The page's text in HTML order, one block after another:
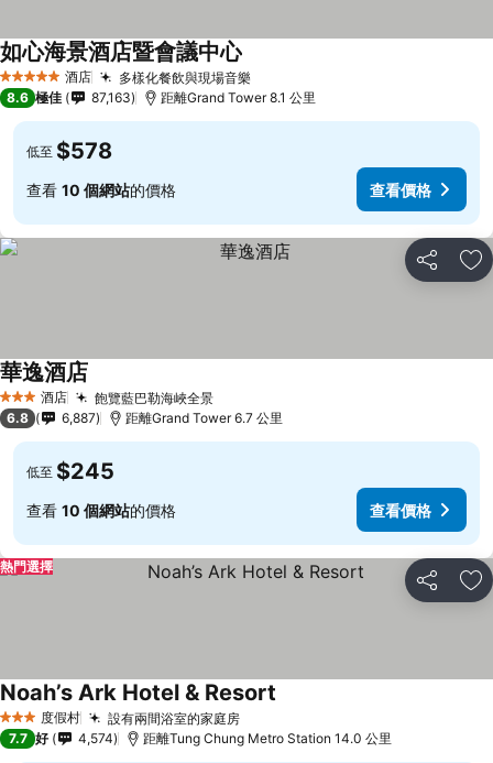
5 星級 酒店 多樣化餐飲與現場音樂
如心海景酒店暨會議中心
8.6 極佳 87,163 距離Grand Tower 8.1 公里
低至 $578
查看 10 個網站的價格 查看價格
分享 放
3 星級 酒店 飽覽藍巴勒海峽全景
華逸酒店
6.8 6,887 距離Grand Tower 6.7 公里
低至 $245
查看 10 個網站的價格 查看價格
分享 放
熱門選擇
3 星級 度假村 設有兩間浴室的家庭房
Noah’s Ark Hotel & Resort
7.7 好 4,574 距離Tung Chung Metro Station 14.0 公里